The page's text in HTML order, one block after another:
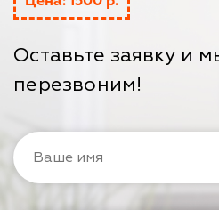
Оставьте заявку и
перезвоним!